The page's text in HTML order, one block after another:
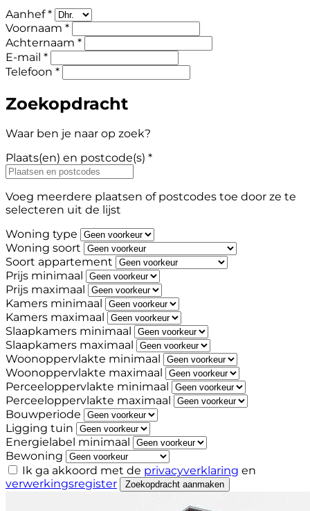
Aanhef *
Voornaam *
Achternaam *
E-mail *
Telefoon *
Zoekopdracht
Waar ben je naar op zoek?
Plaats(en) en postcode(s) *
Voeg meerdere plaatsen of postcodes toe door ze te
selecteren uit de lijst
Woning type
Woning soort
Soort appartement
Prijs minimaal
Prijs maximaal
Kamers minimaal
Kamers maximaal
Slaapkamers minimaal
Slaapkamers maximaal
Woonoppervlakte minimaal
Woonoppervlakte maximaal
Perceeloppervlakte minimaal
Perceeloppervlakte maximaal
Bouwperiode
Ligging tuin
Energielabel minimaal
Bewoning
Ik ga akkoord met de privacyverklaring en
verwerkingsregister
Zoekopdracht aanmaken